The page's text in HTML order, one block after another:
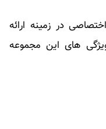
در زمینه ارائه
های این مجموعه